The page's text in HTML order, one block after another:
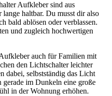
Aufkleber sind aus
haltbar. Du musst dir also
bald ablösen oder verblassen.
und zugleich hochwertigen
auch für Familien mit
den Lichtschalter leichter
dabei, selbstständig das Licht
gerade im Dunkeln eine große
in der Wohnung erhöhen.